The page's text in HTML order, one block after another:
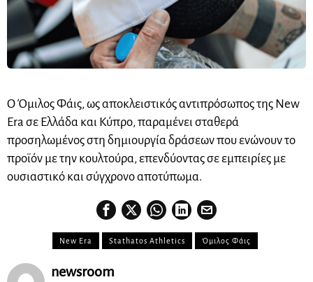
Ο Όμιλος Φάις, ως αποκλειστικός αντιπρόσωπος της New
Era σε Ελλάδα και Κύπρο, παραμένει σταθερά
προσηλωμένος στη δημιουργία δράσεων που ενώνουν το
προϊόν με την κουλτούρα, επενδύοντας σε εμπειρίες με
ουσιαστικό και σύγχρονο αποτύπωμα.
New Era Stathatos Athletics Όμιλος Φάις
newsroom